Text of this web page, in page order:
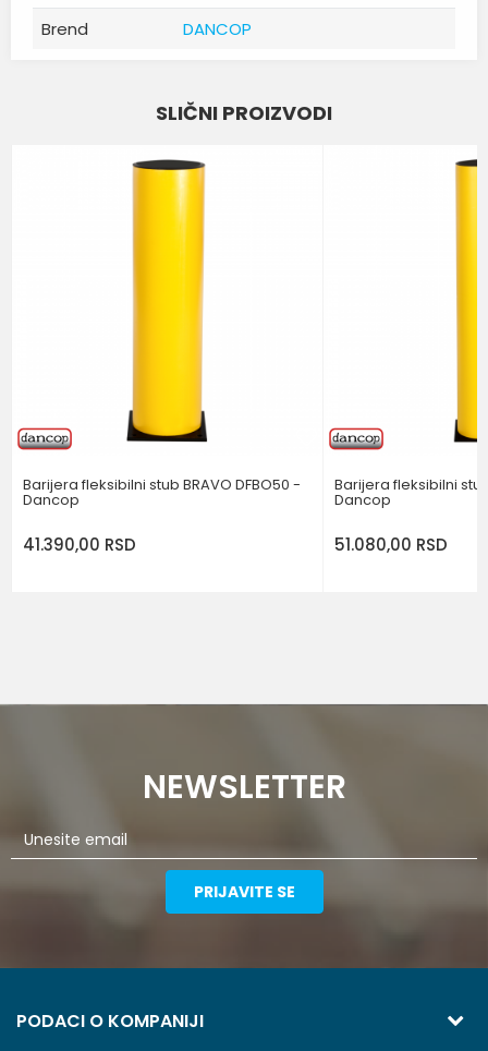
Brend
DANCOP
SLIČNI PROIZVODI
Barijera fleksibilni stub BRAVO DFBO50 -
Dancop
41.390,00 RSD
Barijera fleksibilni
Dancop
51.080,00 RSD
NEWSLETTER
PRIJAVITE SE
PODACI O KOMPANIJI